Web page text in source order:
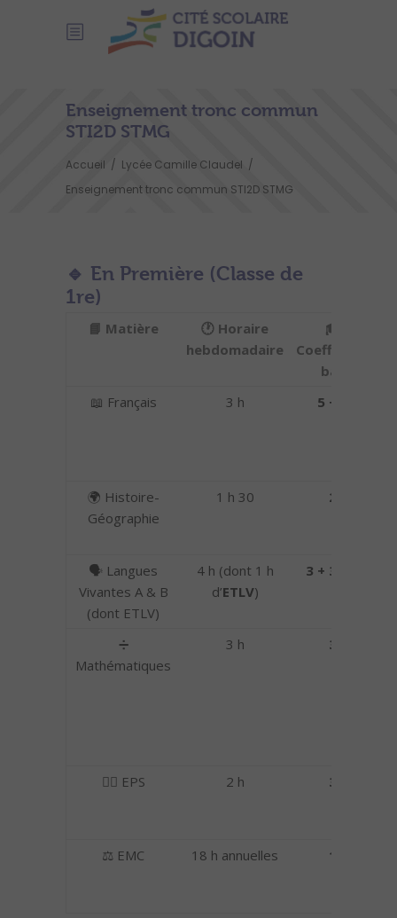
Enseignement tronc commun
STI2D STMG
Accueil / Lycée Camille Claudel /
Enseignement tronc commun STI2D STMG
🔹 En Première (Classe de
1re)
📘 Matière
🕐 Horaire
hebdomadaire
🎓
Coefficient
bac
📖 Français 3 h 5 + 5
🌍 Histoire-
Géographie
1 h 30 2
🗣️ Langues
Vivantes A & B
(dont ETLV)
4 h (dont 1 h
d’ETLV)
3 + 3 = 6
➗
Mathématiques
3 h 3
🤸‍♂️ EPS
2 h
3
⚖️ EMC
18 h annuelles 1